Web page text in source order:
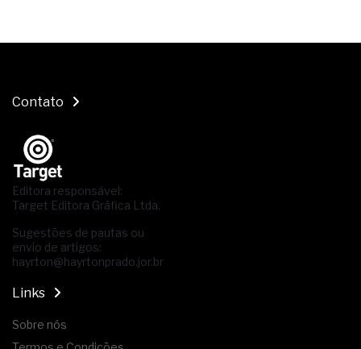
Contato
Editora responsável:
Target Editora Gráfica Ltda.
Sugestões de pautas ou
envio de artigos:
hayrton@hayrtonprado.jor.br
Links
Sobre nós